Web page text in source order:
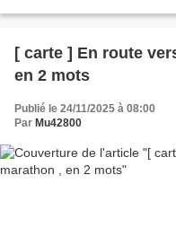
[ carte ] En route
en 2 mots
Publié le 24/11/2025 à 08:00
Par Mu42800